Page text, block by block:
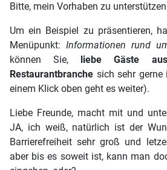
Bitte, mein Vorhaben zu
Um ein Beispiel zu präsentieren,
Menüpunkt: Informationen rund
können Sie,
liebe Gäste
Restaurantbranche sich sehr gerne
einem Klick oben geht es weiter).
Liebe Freunde, macht mit und
JA, ich weiß, natürlich ist der
Barrierefreiheit sehr groß und
aber bis es soweit ist, kann man